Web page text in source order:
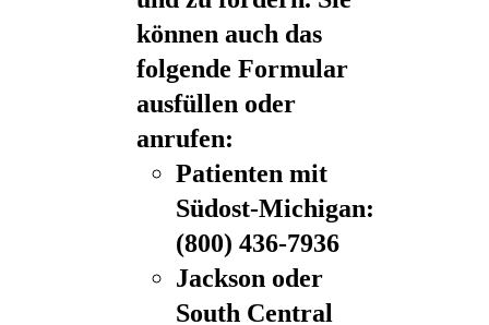
können auch das
folgende Formular
ausfüllen oder
anrufen:
Patienten mit
Südost-Michigan:
(800) 436-7936
Jackson oder
South Central